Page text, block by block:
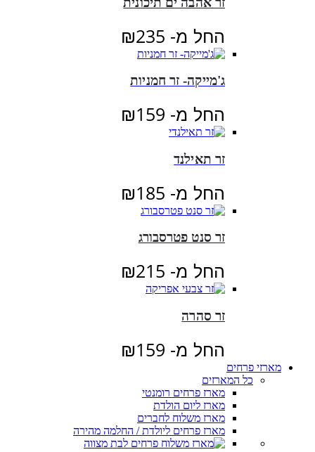
החל מ- ₪235
ג'מייקה- זר חמניות
החל מ- ₪159
זר תאילנד
החל מ- ₪185
זר סנט פטרסבורג
החל מ- ₪215
זר סהרה
החל מ- ₪159
מארזי פרחים
כל המארזים
מארז פרחים רומנטי
מארז ליום הולדת
מארז משלוח לחברים
מארז פרחים ליולדת / החלמה מהירה